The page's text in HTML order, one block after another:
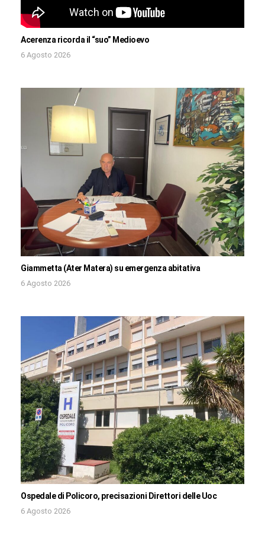
Acerenza ricorda il “suo” Medioevo
6 Agosto 2026
Giammetta (Ater Matera) su emergenza abitativa
6 Agosto 2026
Ospedale di Policoro, precisazioni Direttori delle Uoc
6 Agosto 2026